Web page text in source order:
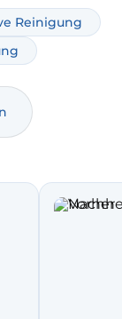
Matratze
ohne unnötige
Reinigung